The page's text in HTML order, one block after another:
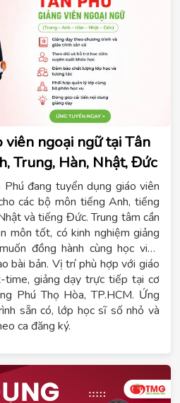
viên ngoại ngữ tại Tân
Trung, Hàn, Nhật, Đức
đang tuyển dụng giáo viên
các bộ môn tiếng Anh, tiếng
và tiếng Đức. Trung tâm cần
môn tốt, có kinh nghiệm giảng
đồng hành cùng học viên
bài bản. Vị trí phù hợp với giáo
giảng dạy trực tiếp tại cơ
Phú Thọ Hòa, TP.HCM. Ứng
sẵn có, lớp học sĩ số nhỏ và
ca đăng ký.